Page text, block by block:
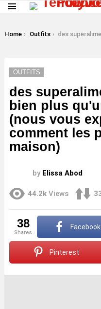
You are here:
Home Outfits des superaliments qui sont bien plus qu'un probiotique (nous vous expliquerons comment les
OUTFITS
des
bien plus
(nous vous
comment les
maison)
by Elissa Abod
44.2k Views
38
shares
Facebook
Pinterest